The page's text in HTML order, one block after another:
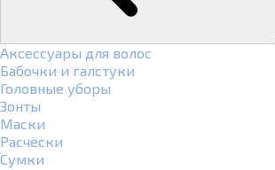
Аксессуары для волос
Бабочки и галстуки
Головные уборы
Зонты
Маски
Расчески
Сумки